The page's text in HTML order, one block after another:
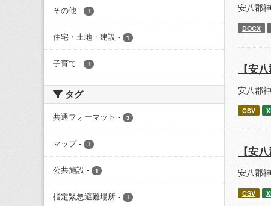
その他 - 1
住宅・土地・建設 - 1
子育て - 1
タグ
共通フォーマット - 3
マップ - 1
公共施設 - 1
指定緊急避難場所 - 1
安八郡
DOCX
【安
安八郡
CSV
【安
安八郡
CSV